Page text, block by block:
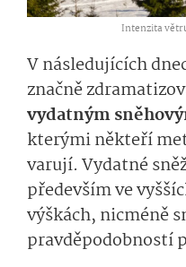
Intenzita
V následujících
značně
vydatným
kterými někteří
varují. Vydatné
především ve
výškách, nicméně
pravděpodobností